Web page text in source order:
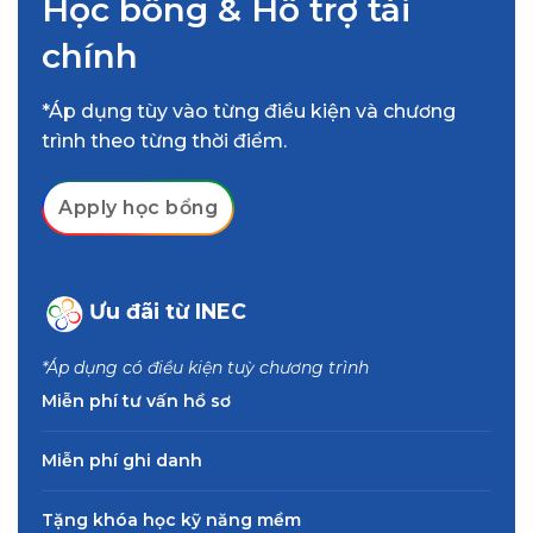
Học bổng & Hỗ trợ tài
chính
*Áp dụng tùy vào từng điều kiện và chương
trình theo từng thời điểm.
Apply học bổng
Ưu đãi từ INEC
*Áp dụng có điều kiện tuỳ chương trình
Miễn phí tư vấn hồ sơ
Miễn phí ghi danh
Tặng khóa học kỹ năng mềm